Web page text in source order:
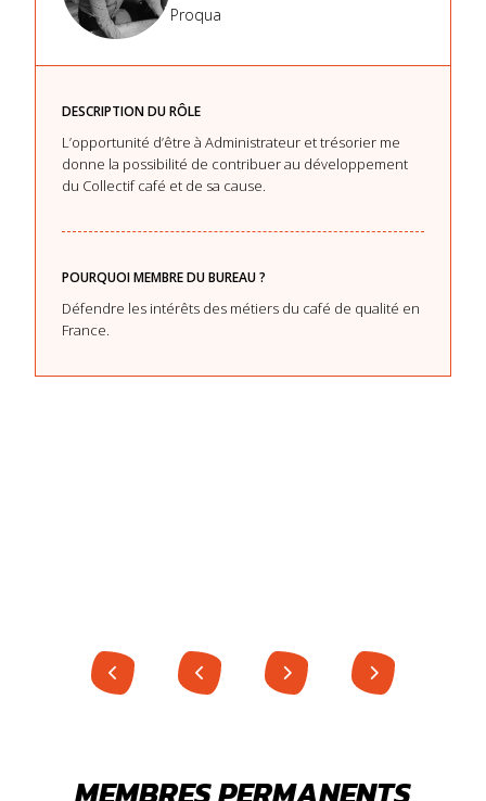
Proqua
DESCRIPTION DU RÔLE
L’opportunité d’être à Administrateur et trésorier me
donne la possibilité de contribuer au développement
du Collectif café et de sa cause.
POURQUOI MEMBRE DU BUREAU ?
Défendre les intérêts des métiers du café de qualité en
France.